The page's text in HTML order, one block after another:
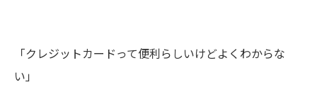
「クレジットカードって便利らしいけどよくわからな
い」